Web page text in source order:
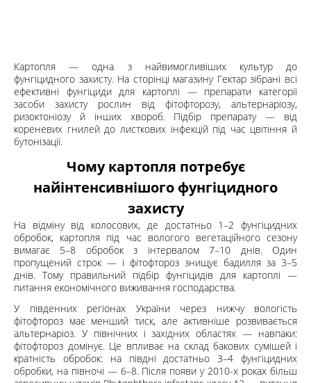
Картопля — одна з найвимогливіших культур до
фунгіцидного захисту. На сторінці магазину Гектарзібрані всі
ефективні фунгіциди для картоплі — препарати категорії
засоби захисту рослин від фітофторозу, альтернаріозу,
ризоктоніозу й інших хвороб. Підбір препарату — від
кореневих гнилей до листкових інфекцій під час цвітіння й
бутонізації.
Чому картопля потребує
найінтенсивнішого фунгіцидного
захисту
На відміну від колосових, де достатньо 1–2 фунгіцидних
обробок, картопля під час вологого вегетаційного сезону
вимагає 5–8 обробок з інтервалом 7–10 днів. Один
пропущений строк — і фітофтороз знищує бадилля за 3–5
днів. Тому правильний підбір фунгіцидів для картоплі —
питання економічного виживання господарства.
У південних регіонах України через нижчу вологість
фітофтороз має менший тиск, але активніше розвивається
альтернаріоз. У північних і західних областях — навпаки:
фітофтороз домінує. Це впливає на склад бакових сумішей і
кратність обробок: на півдні достатньо 3–4 фунгіцидних
обробки, на півночі — 6–8. Після появи у 2010-х роках більш